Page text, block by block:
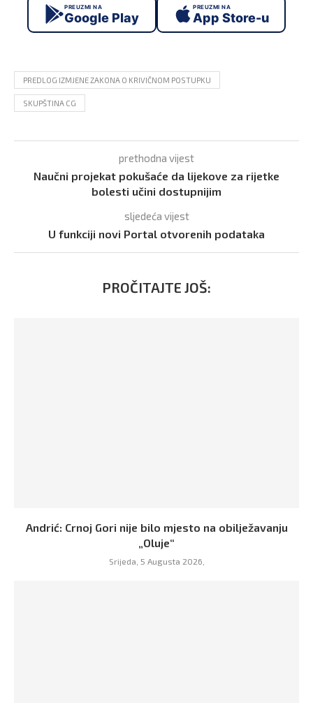
PREUZMI NA
Google Play
PREUZMI NA
App Store-u
PREDLOG IZMJENE ZAKONA O KRIVIČNOM POSTUPKU
SKUPŠTINA CG
prethodna vijest
Naučni projekat pokušaće da lijekove za rijetke
bolesti učini dostupnijim
sljedeća vijest
U funkciji novi Portal otvorenih podataka
PROČITAJTE JOŠ:
Andrić: Crnoj Gori nije bilo mjesto na obilježavanju
„Oluje“
Srijeda, 5 Augusta 2026,